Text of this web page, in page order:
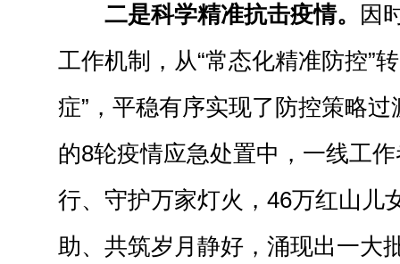
二是科学精准抗击疫情。
因
工作机制，从“常态化精准防控”
症”，平稳有序实现了防控策略
的8轮疫情应急处置中，一线工
行、守护万家灯火，46万红山儿
助、共筑岁月静好，涌现出一大